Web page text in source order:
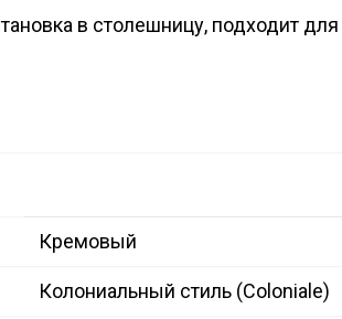
в столешницу, подходит
Кремовый
Колониальный стиль (Coloniale)